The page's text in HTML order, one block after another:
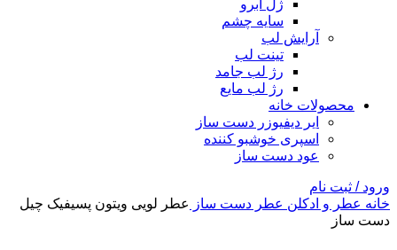
ژل ابرو
سایه چشم
آرایش لب
تینت لب
رژ لب جامد
رژ لب مایع
محصولات خانه
ایر دیفیوزر دست ساز
اسپری خوشبو کننده
عود دست ساز
ورود / ثبت نام
خانه عطر و ادکلن عطر دست ساز عطر لویی ویتون پسیفیک چیل
دست ساز